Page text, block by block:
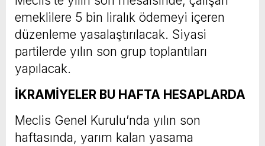
emeklilere 5 bin liralık ödemeyi içeren
düzenleme yasalaştırılacak. Siyasi
partilerde yılın son grup toplantıları
yapılacak.
İKRAMİYELER BU HAFTA HESAPLARDA
Meclis Genel Kurulu’nda yılın son
haftasında, yarım kalan yasama